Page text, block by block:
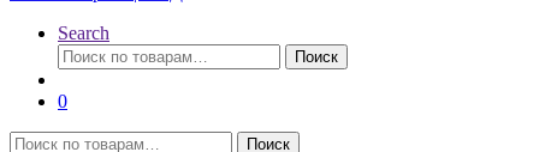
Search
Искать:
Поиск
0
Искать:
Поиск